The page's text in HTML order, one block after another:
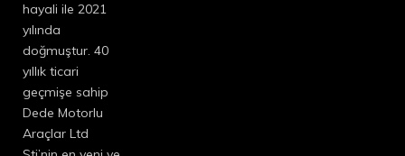
hayali ile 2021
yılında
doğmuştur. 40
yıllık ticari
geçmişe sahip
Dede Motorlu
Araçlar Ltd